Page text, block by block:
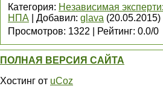
Категория: Независимая
НПА
Добавил: glava (20.05.2015)
Просмотров: 1322 Рейтинг: 0.0/0
ПОЛНАЯ ВЕРСИЯ САЙТА
Хостинг от uCoz